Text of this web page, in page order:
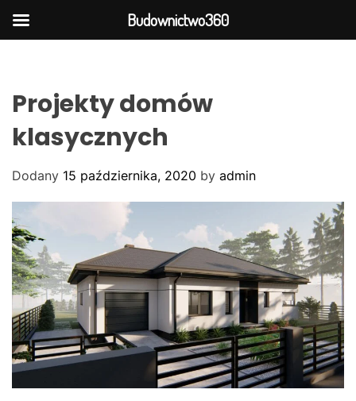
Projekty domów
klasycznych
Dodany 15 października, 2020 by admin
Budownictwo360